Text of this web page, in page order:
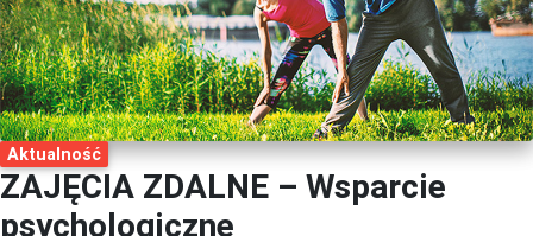
Aktualność
ZAJĘCIA ZDALNE – Wsparcie
psychologiczne